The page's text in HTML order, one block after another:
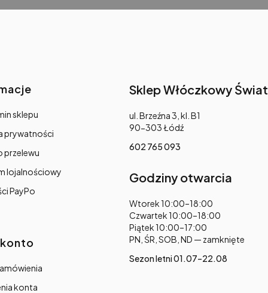
sklepu
prywatności
przelewu
lojalnościowy
PayPo
konta
Sklep Włóczkowy Świat
Adres:
ul. Brzeźna 3, kl. B1
90-303 Łódź
602 765 093
Godziny otwarcia
Adres:
Wtorek 10:00–18:00
Czwartek 10:00–18:00
Piątek 10:00–17:00
PN, ŚR, SOB, ND — zamknięte
Sezon letni 01.07–22.08